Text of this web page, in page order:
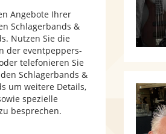
Angebote Ihrer
Schlagerbands &
Nutzen Sie die
der eventpeppers-
telefonieren Sie
Schlagerbands &
um weitere Details,
spezielle
besprechen.